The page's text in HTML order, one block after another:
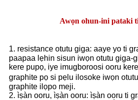
Awọn ohun-ini pataki
1. resistance otutu giga: aaye yo ti
paapaa lẹhin sisun iwọn otutu giga-
kere pupọ, iye imugboroosi ooru
graphite pọ si pẹlu ilosoke iwọn
graphite ilọpo meji.
2. ìṣàn ooru, ìṣàn ooru: ìṣàn ooru ti